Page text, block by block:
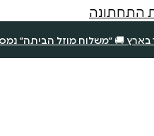
התחתונה
עד 7 ימי עסקים. שאר ההזמנות ימסרו בסופ״ש הקרוב (אם תזמינו עד חמישי ב10 בבוקר) 🪴 תודה רבה עליכם,